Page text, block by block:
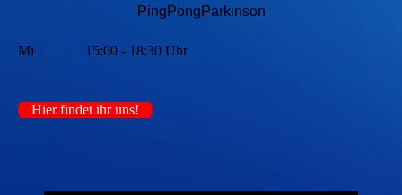
PingPongParkinson
Mi 15:00 - 18:30 Uhr
Hier findet ihr uns!